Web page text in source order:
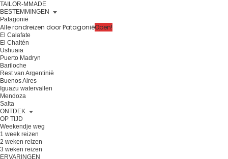
TAILOR-MMADE
BESTEMMINGEN
Patagonië
Alle rondreizen door PatagoniëOpen!
El Calafate
El Chaltén
Ushuaia
Puerto Madryn
Bariloche
Rest van Argentinië
Buenos Aires
Iguazu watervallen
Mendoza
Salta
ONTDEK
OP TIJD
Weekendje weg
1 week reizen
2 weken reizen
3 weken reizen
ERVARINGEN